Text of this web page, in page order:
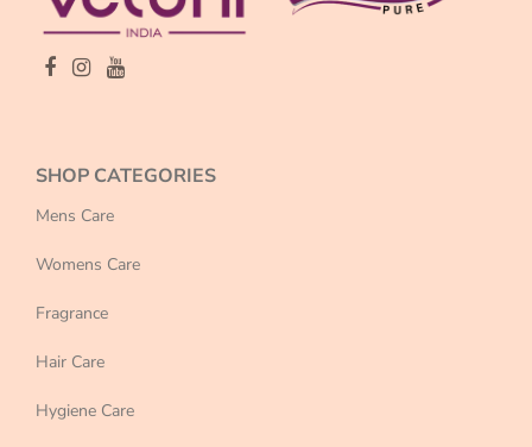
SHOP CATEGORIES
Mens Care
Womens Care
Fragrance
Hair Care
Hygiene Care